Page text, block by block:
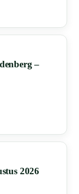
–
2026